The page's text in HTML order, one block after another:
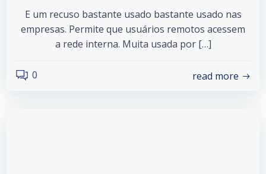
E um recuso bastante usado bastante usado nas
empresas. Permite que usuários remotos acessem
a rede interna. Muita usada por […]
0 read more